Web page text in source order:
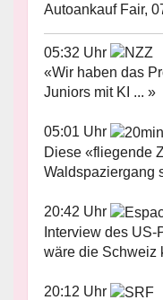
Autoankauf Fair,
05:32 Uhr
«Wir haben das
Juniors mit KI ... »
05:01 Uhr
Diese «fliegende
Waldspaziergang
20:42 Uhr
Interview des
wäre die Schweiz
20:12 Uhr